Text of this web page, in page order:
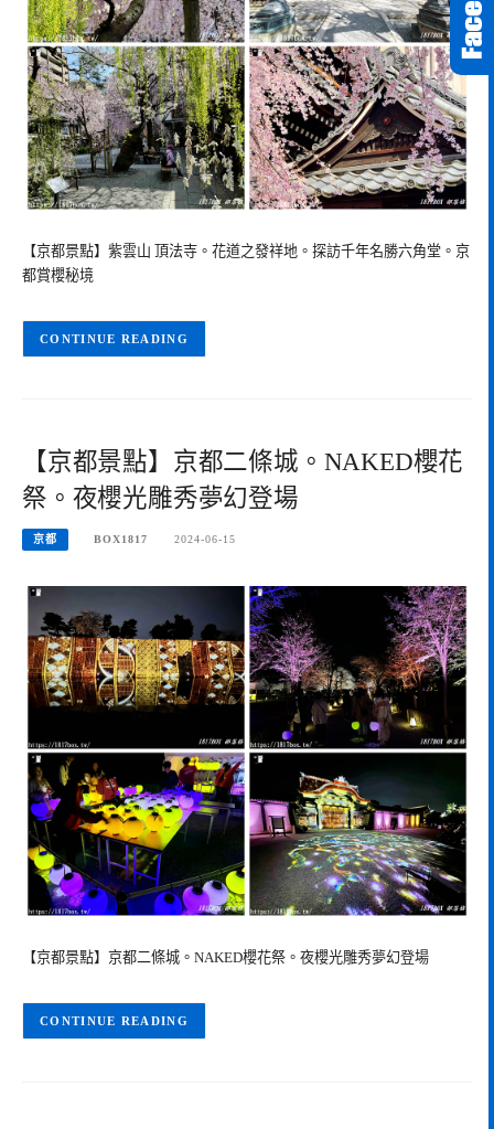
【京都景點】紫雲山 頂法寺。花道之發祥地。探訪千年名勝六角堂。京
都賞櫻秘境
CONTINUE READING
【京都景點】京都二條城。NAKED櫻花
祭。夜櫻光雕秀夢幻登場
京都 BOX1817 2024-06-15
【京都景點】京都二條城。NAKED櫻花祭。夜櫻光雕秀夢幻登場
CONTINUE READING